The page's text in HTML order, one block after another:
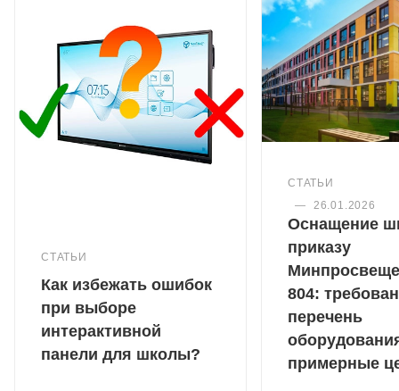
СТАТЬИ
Как избежать ошибок
при выборе
интерактивной
панели для школы?
СТАТЬИ
—
26.01.2026
Оснащение
приказу
804:
перечень
примерные